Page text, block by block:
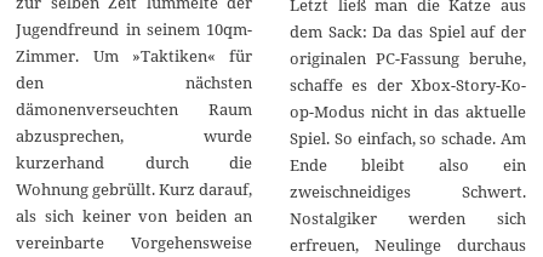
Jugendfreund in seinem 10qm-
Zimmer. Um »Taktiken« für
den nächsten
dämonenverseuchten Raum
abzusprechen, wurde
kurzerhand durch die
Wohnung gebrüllt. Kurz darauf,
als sich keiner von beiden an
vereinbarte Vorgehensweise
dem Sack: Da das Spiel auf der
originalen PC-Fassung beruhe,
schaffe es der Xbox-Story-Ko-
op-Modus nicht in das aktuelle
Spiel. So einfach, so schade. Am
Ende bleibt also ein
zweischneidiges Schwert.
Nostalgiker werden sich
erfreuen, Neulinge durchaus